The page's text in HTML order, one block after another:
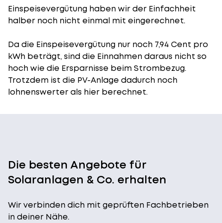
Einspeisevergütung haben wir der Einfachheit
halber noch nicht einmal mit eingerechnet.
Da die Einspeisevergütung nur noch 7,94 Cent pro
kWh beträgt, sind die Einnahmen daraus nicht so
hoch wie die Ersparnisse beim Strombezug.
Trotzdem ist die PV-Anlage dadurch noch
lohnenswerter als hier berechnet.
Die besten Angebote für
Solaranlagen & Co. erhalten
Wir verbinden dich mit geprüften Fachbetrieben
in deiner Nähe.